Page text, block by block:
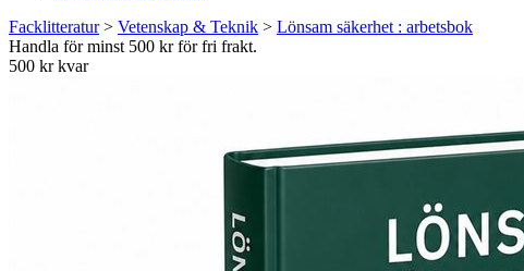
Facklitteratur> Vetenskap & Teknik > Lönsam säkerhet : arbetsbok
Handla för minst 500 kr för fri frakt.
500 kr kvar